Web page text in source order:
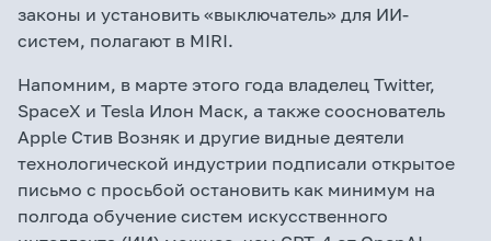
законы и установить «выключатель» для ИИ-
систем, полагают в MIRI.
Напомним, в марте этого года владелец Twitter,
SpaceX и Tesla Илон Маск, а также сооснователь
Apple Стив Возняк и другие видные деятели
технологической индустрии подписали открытое
письмо с просьбой остановить как минимум на
полгода обучение систем искусственного